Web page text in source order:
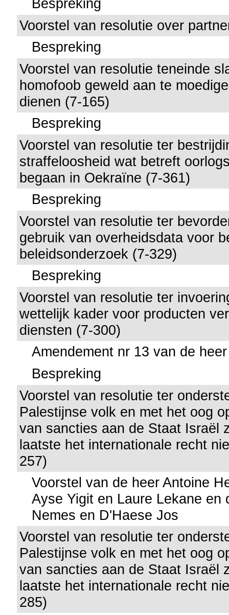
Bespreking
Voorstel van resolutie over
Bespreking
Voorstel van resolutie teneinde
homofoob geweld aan te
dienen (7-165)
Bespreking
Voorstel van resolutie ter
straffeloosheid wat betreft
begaan in Oekraïne (7-361)
Bespreking
Voorstel van resolutie ter
gebruik van overheidsdata voor
beleidsonderzoek (7-329)
Bespreking
Voorstel van resolutie ter
wettelijk kader voor producten
diensten (7-300)
Amendement nr 13 van de
Bespreking
Voorstel van resolutie ter
Palestijnse volk en met het oog
van sancties aan de Staat Israël
laatste het internationale recht
257)
Voorstel van de heer Antoine
Ayse Yigit en Laure Lekane en
Nemes en D'Haese Jos
Voorstel van resolutie ter
Palestijnse volk en met het oog
van sancties aan de Staat Israël
laatste het internationale recht
285)